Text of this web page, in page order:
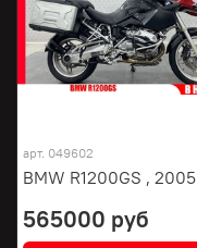
арт. 049602
BMW R1200GS , 2005
565000 руб